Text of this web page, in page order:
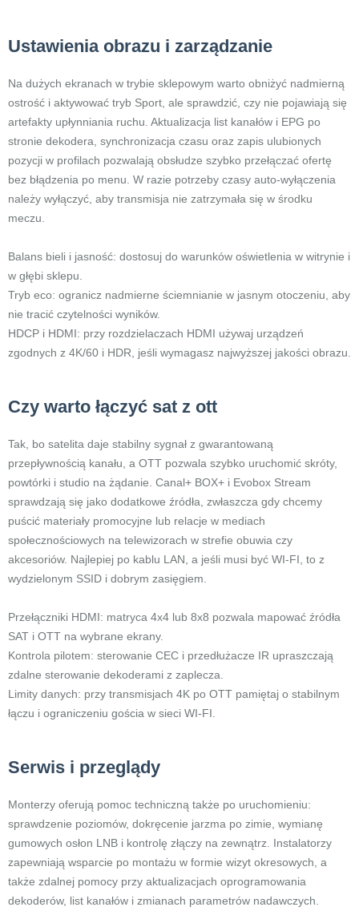
Ustawienia obrazu i zarządzanie
Na dużych ekranach w trybie sklepowym warto obniżyć nadmierną
ostrość i aktywować tryb Sport, ale sprawdzić, czy nie pojawiają się
artefakty upłynniania ruchu. Aktualizacja list kanałów i EPG po
stronie dekodera, synchronizacja czasu oraz zapis ulubionych
pozycji w profilach pozwalają obsłudze szybko przełączać ofertę
bez błądzenia po menu. W razie potrzeby czasy auto-wyłączenia
należy wyłączyć, aby transmisja nie zatrzymała się w środku
meczu.
Balans bieli i jasność: dostosuj do warunków oświetlenia w witrynie i
w głębi sklepu.
Tryb eco: ogranicz nadmierne ściemnianie w jasnym otoczeniu, aby
nie tracić czytelności wyników.
HDCP i HDMI: przy rozdzielaczach HDMI używaj urządzeń
zgodnych z 4K/60 i HDR, jeśli wymagasz najwyższej jakości obrazu.
Czy warto łączyć sat z ott
Tak, bo satelita daje stabilny sygnał z gwarantowaną
przepływnością kanału, a OTT pozwala szybko uruchomić skróty,
powtórki i studio na żądanie. Canal+ BOX+ i Evobox Stream
sprawdzają się jako dodatkowe źródła, zwłaszcza gdy chcemy
puścić materiały promocyjne lub relacje w mediach
społecznościowych na telewizorach w strefie obuwia czy
akcesoriów. Najlepiej po kablu LAN, a jeśli musi być WI-FI, to z
wydzielonym SSID i dobrym zasięgiem.
Przełączniki HDMI: matryca 4x4 lub 8x8 pozwala mapować źródła
SAT i OTT na wybrane ekrany.
Kontrola pilotem: sterowanie CEC i przedłużacze IR upraszczają
zdalne sterowanie dekoderami z zaplecza.
Limity danych: przy transmisjach 4K po OTT pamiętaj o stabilnym
łączu i ograniczeniu gościa w sieci WI-FI.
Serwis i przeglądy
Monterzy oferują pomoc techniczną także po uruchomieniu:
sprawdzenie poziomów, dokręcenie jarzma po zimie, wymianę
gumowych osłon LNB i kontrolę złączy na zewnątrz. Instalatorzy
zapewniają wsparcie po montażu w formie wizyt okresowych, a
także zdalnej pomocy przy aktualizacjach oprogramowania
dekoderów, list kanałów i zmianach parametrów nadawczych.